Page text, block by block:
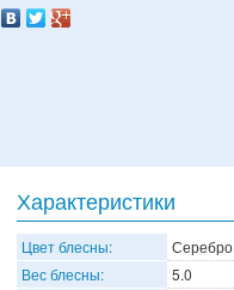
Характеристики
Цвет блесны:
Серебро
Вес блесны:
5.0